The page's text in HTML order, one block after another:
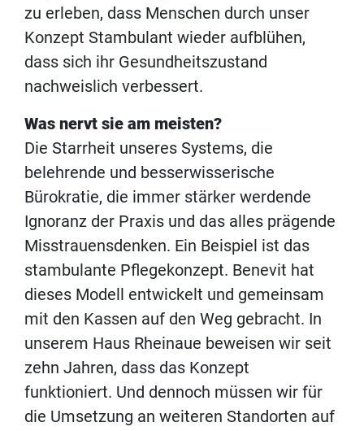
zu erleben, dass Menschen durch unser
Konzept Stambulant wieder aufblühen,
dass sich ihr Gesundheitszustand
nachweislich verbessert.
Was nervt sie am meisten?
Die Starrheit unseres Systems, die
belehrende und besserwisserische
Bürokratie, die immer stärker werdende
Ignoranz der Praxis und das alles prägende
Misstrauensdenken. Ein Beispiel ist das
stambulante Pflegekonzept. Benevit hat
dieses Modell entwickelt und gemeinsam
mit den Kassen auf den Weg gebracht. In
unserem Haus Rheinaue beweisen wir seit
zehn Jahren, dass das Konzept
funktioniert. Und dennoch müssen wir für
die Umsetzung an weiteren Standorten auf